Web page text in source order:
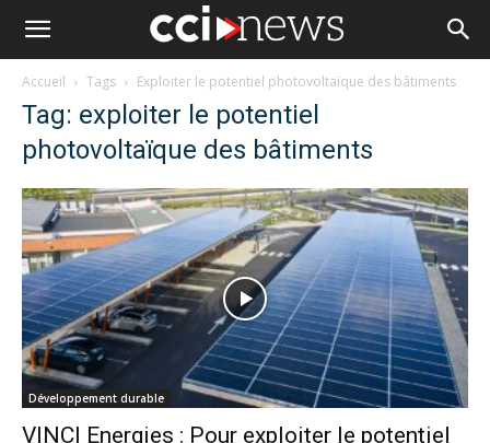
Accueil Tags Exploiter le potentiel photovoltaïque des bâtiments
Tag: exploiter le potentiel
photovoltaïque des bâtiments
Développement durable
VINCI Energies : Pour exploiter le potentiel